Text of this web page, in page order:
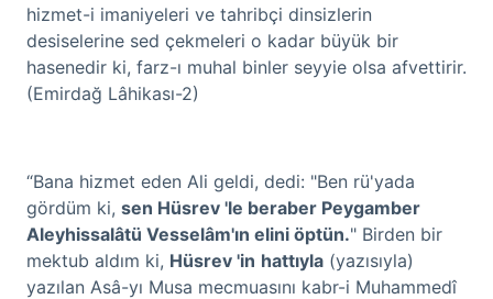
hizmet-i imaniyeleri ve tahribçi dinsizlerin
desiselerine sed çekmeleri o kadar büyük bir
hasenedir ki, farz-ı muhal binler seyyie olsa afvettirir.
(Emirdağ Lâhikası-2)
“Bana hizmet eden Ali geldi, dedi: "Ben rü'yada
gördüm ki, sen Hüsrev 'le beraber Peygamber
Aleyhissalâtü Vesselâm'ın elini öptün." Birden bir
mektub aldım ki, Hüsrev 'in hattıyla (yazısıyla)
yazılan Asâ-yı Musa mecmuasını kabr-i Muhammedî